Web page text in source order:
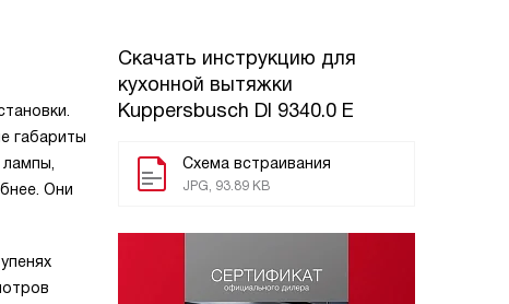
Скачать инструкцию для
кухонной вытяжки
Kuppersbusch DI 9340.0 E
Схема встраивания
JPG, 93.89 KB
габариты
Они